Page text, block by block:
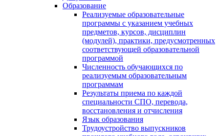
Образование
Реализуемые образовательные
программы с указанием учебных
предметов, курсов, дисциплин
(модулей), практики, предусмотренных
соответствующей образовательной
программой
Численность обучающихся по
реализуемым образовательным
программам
Результаты приема по каждой
специальности СПО, перевода,
восстановления и отчисления
Язык образования
Трудоустройство выпускников